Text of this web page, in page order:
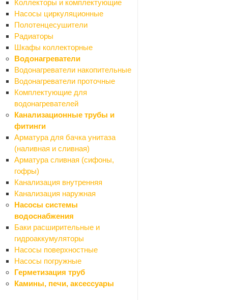
Коллекторы и комплектующие
Насосы циркуляционные
Полотенцесушители
Радиаторы
Шкафы коллекторные
Водонагреватели
Водонагреватели накопительные
Водонагреватели проточные
Комплектующие для
водонагревателей
Канализационные трубы и
фитинги
Арматура для бачка унитаза
(наливная и сливная)
Арматура сливная (сифоны,
гофры)
Канализация внутренняя
Канализация наружная
Насосы системы
водоснабжения
Баки расширительные и
гидроаккумуляторы
Насосы поверхностные
Насосы погружные
Герметизация труб
Камины, печи, аксессуары
Сетки ПВС штукатурные
Сетка рабица
Сетки сварные
Сетки тканные
Стеклоткань
Средства для укладки плитки
Назад
Средства для укладки плитки
Крестики для кафеля и СВП
Люки ревизионные
Профили для плитки
Столярные изделия
Назад
Столярные изделия
Брус, доска
Двери и комплектующие
Полки мебельные
Щиты мебельные
Строительные блоки
Сухие смеси
Назад
Сухие смеси
Добавки
Гипс
Известь
Крошка гранитная